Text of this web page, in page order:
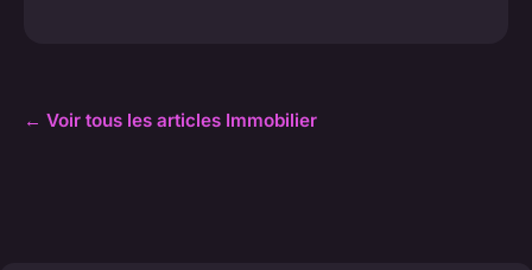
← Voir tous les articles Immobilier